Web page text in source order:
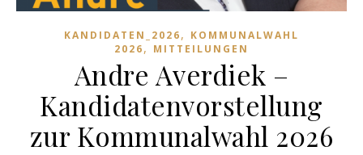
KANDIDATEN_2026, KOMMUNALWAHL
2026, MITTEILUNGEN
Andre Averdiek –
Kandidatenvorstellung
zur Kommunalwahl 2026